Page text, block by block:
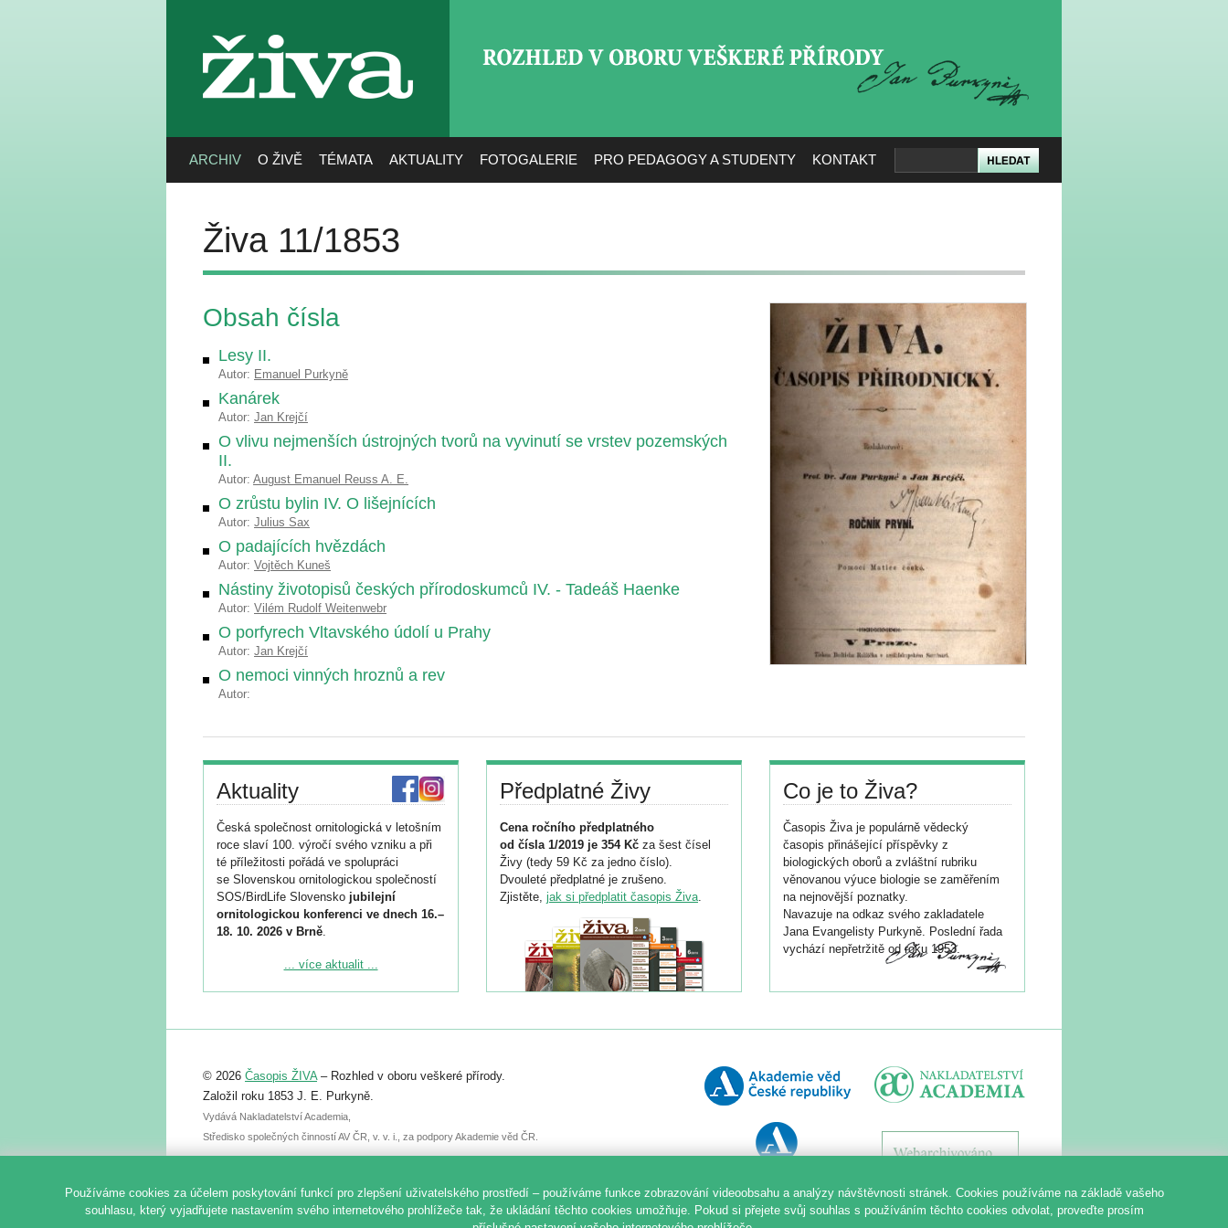
živa
ARCHIV O ŽIVĚ TÉMATA AKTUALITY FOTOGALERIE PRO PEDAGOGY A STUDENTY KONTAKT
Živa 11/1853
Obsah čísla
Lesy II.
Autor: Emanuel Purkyně
Kanárek
Autor: Jan Krejčí
O vlivu nejmenších ústrojných tvorů na vyvinutí se vrstev pozemských
II.
Autor: August Emanuel Reuss A. E.
O zrůstu bylin IV. O lišejnících
Autor: Julius Sax
O padajících hvězdách
Autor: Vojtěch Kuneš
Nástiny životopisů českých přírodoskumců IV. - Tadeáš Haenke
Autor: Vilém Rudolf Weitenwebr
O porfyrech Vltavského údolí u Prahy
Autor: Jan Krejčí
O nemoci vinných hroznů a rev
Autor:
Aktuality
Česká společnost ornitologická v letošním
roce slaví 100. výročí svého vzniku a při
té příležitosti pořádá ve spolupráci
se Slovenskou ornitologickou společností
SOS/BirdLife Slovensko jubilejní
ornitologickou konferenci ve dnech 16.–
18. 10. 2026 v Brně.
Podrobnější informace ke konferenci
Registrovat se můžete do 6. září.
abstraktu přihlášené přednášky nebo
posteru je už 30. června.
... více aktualit ...
Předplatné Živy
Cena ročního předplatného
od čísla 1/2019 je 354 Kč za šest čísel
Živy (tedy 59 Kč za jedno číslo).
Dvouleté předplatné je zrušeno.
Zjistěte, jak si předplatit časopis Živa.
Co je to Živa?
Časopis Živa je populárně vědecký
časopis přinášející příspěvky z
biologických oborů a zvláštní rubriku
věnovanou výuce biologie se zaměřením
na nejnovější poznatky.
Navazuje na odkaz svého zakladatele
Jana Evangelisty Purkyně. Poslední řada
vychází nepřetržitě od roku 1953.
© 2026 Časopis ŽIVA– Rozhled v oboru veškeré přírody.
Založil roku 1853 J. E. Purkyně.
Vydává Nakladatelství Academia,
Středisko společných činností AV ČR, v. v. i., za podpory Akademie věd ČR.
Používáme cookies za účelem poskytování funkcí pro zlepšení uživatelského prostředí – používáme funkce zobrazování videoobsahu a analýzy návštěvnosti stránek. Cookies používáme na základě vašeho
souhlasu, který vyjadřujete nastavením svého internetového prohlížeče tak, že ukládání těchto cookies umožňuje. Pokud si přejete svůj souhlas s používáním těchto cookies odvolat, proveďte prosím